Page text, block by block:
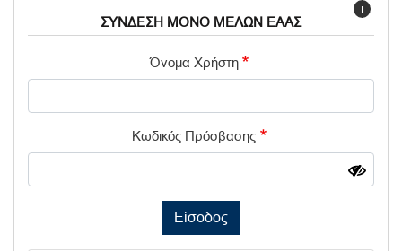
i
ΣΥΝΔΕΣΗ ΜΟΝΟ ΜΕΛΩΝ ΕΑΑΣ
Όνομα Χρήστη
Κωδικός Πρόσβασης
Είσοδος